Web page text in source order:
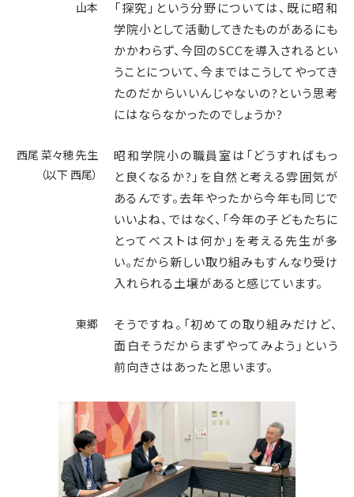
山本
「探究」という分野については、既に昭和
学院小として活動してきたものがあるにも
かかわらず、今回のSCCを導入されるとい
うことについて、今まではこうしてやってき
たのだからいいんじゃないの?という思考
にはならなかったのでしょうか?
西尾 菜々穂 先生
（以下 西尾）
昭和学院小の職員室は「どうすればもっ
と良くなるか?」を自然と考える雰囲気が
あるんです。去年やったから今年も同じで
いいよね、ではなく、「今年の子どもたちに
とってベストは何か」を考える先生が多
い。だから新しい取り組みもすんなり受け
入れられる土壌があると感じています。
東郷
そうですね。「初めての取り組みだけど、
面白そうだからまずやってみよう」という
前向きさはあったと思います。